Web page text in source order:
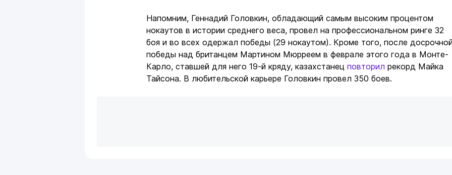
Напомним, Геннадий Головкин, обладающий самым высоким процентом
нокаутов в истории среднего веса, провел на профессиональном ринге 32
боя и во всех одержал победы (29 нокаутом). Кроме того, после
победы над британцем Мартином Мюрреем в феврале этого года в Монте-
Карло, ставшей для него 19-й кряду, казахстанец повторил рекорд Майка
Тайсона. В любительской карьере Головкин провел 350 боев.